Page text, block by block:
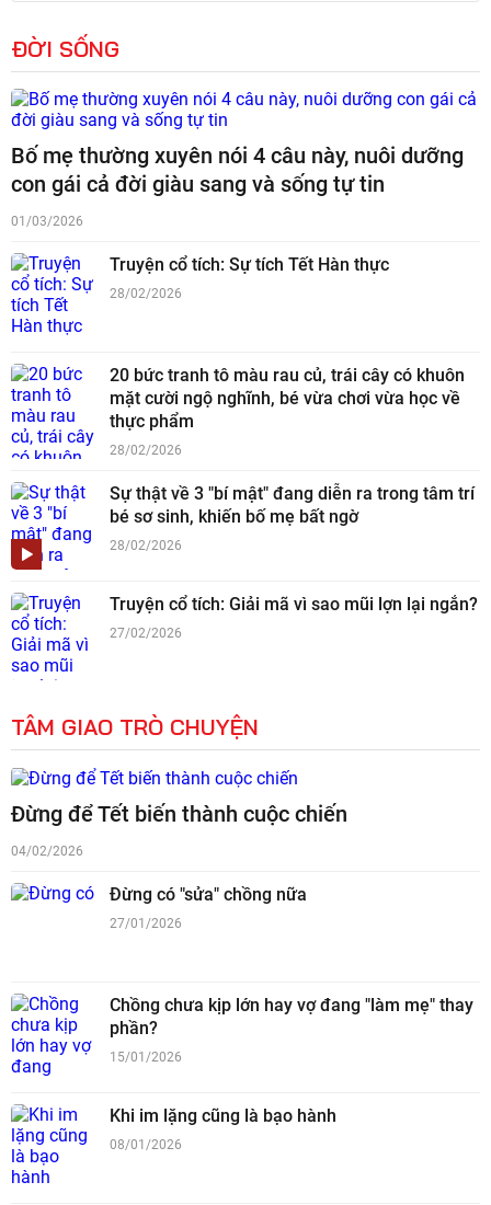
ĐỜI SỐNG
Bố mẹ thường xuyên nói 4 câu này, nuôi dưỡng
con gái cả đời giàu sang và sống tự tin
01/03/2026
Truyện cổ tích: Sự tích Tết Hàn thực
28/02/2026
20 bức tranh tô màu rau củ, trái cây có khuôn
mặt cười ngộ nghĩnh, bé vừa chơi vừa học về
thực phẩm
28/02/2026
Sự thật về 3 "bí mật" đang diễn ra trong tâm trí
bé sơ sinh, khiến bố mẹ bất ngờ
28/02/2026
Truyện cổ tích: Giải mã vì sao mũi lợn lại ngắn?
27/02/2026
TÂM GIAO TRÒ CHUYỆN
Đừng để Tết biến thành cuộc chiến
04/02/2026
Đừng có "sửa" chồng nữa
27/01/2026
Chồng chưa kịp lớn hay vợ đang "làm mẹ" thay
phần?
15/01/2026
Khi im lặng cũng là bạo hành
08/01/2026